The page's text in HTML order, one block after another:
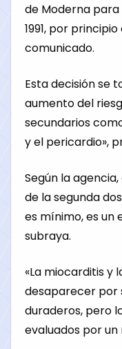
de Moderna
1991, por
comunicado.
Esta decisión se
aumento del
secundarios
y el pericardio»,
Según la
de la segunda
es mínimo, es un
subraya.
«La miocarditis y
desaparecer por
duraderos, pero
evaluados por un